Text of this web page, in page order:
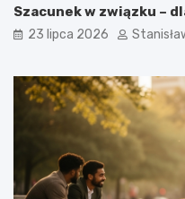
Szacunek w związku –
23 lipca 2026